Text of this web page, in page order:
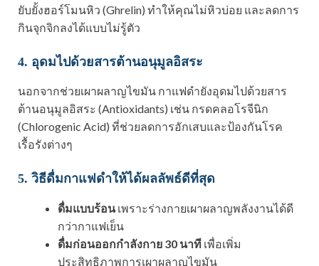
ยับยั้งฮอร์โมนหิว (Ghrelin) ทำให้คุณไม่หิวบ่อย และลดการ
กินจุกจิกลงได้แบบไม่รู้ตัว
4. อุดมไปด้วยสารต้านอนุมูลอิสระ
นอกจากช่วยเผาผลาญไขมัน กาแฟดำยังอุดมไปด้วยสาร
ต้านอนุมูลอิสระ (Antioxidants) เช่น กรดคลอโรจีนิก
(Chlorogenic Acid) ที่ช่วยลดการอักเสบและป้องกันโรค
เรื้อรังต่างๆ
5. วิธีดื่มกาแฟดำให้ได้ผลลัพธ์ดีที่สุด
ดื่มแบบร้อนเพราะร่างกายเผาผลาญพลังงานได้ดี
กว่ากาแฟเย็น
ดื่มก่อนออกกำลังกาย 30 นาที เพื่อเพิ่ม
ประสิทธิภาพการเผาผลาญไขมัน